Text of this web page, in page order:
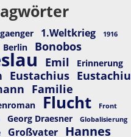
1.Weltkrieg 1916
Berlin Bonobos
Emil Erinnerung
Eustachius
Familie
Flucht Front
Georg Draesner Globalisierung
Großvater Hannes